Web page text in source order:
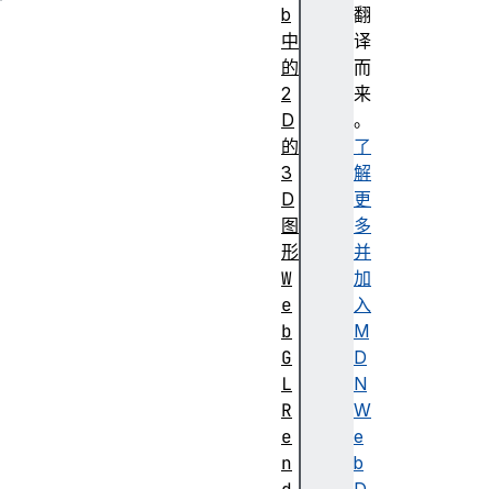
翻
译
而
来
。
了
解
更
多
并
加
入
M
D
N
W
e
b
b
中
的
2
D
的
3
D
图
形
W
e
b
G
L
R
e
n